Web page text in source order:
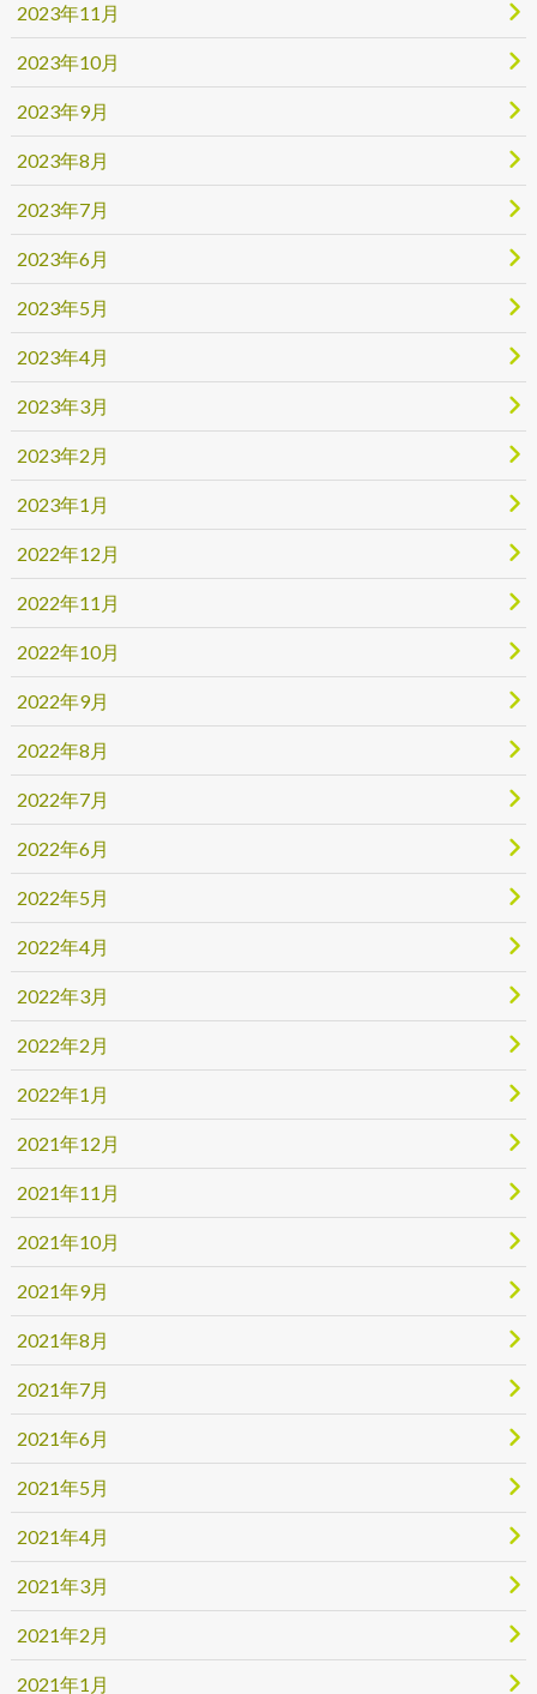
2023年11月
2023年10月
2023年9月
2023年8月
2023年7月
2023年6月
2023年5月
2023年4月
2023年3月
2023年2月
2023年1月
2022年12月
2022年11月
2022年10月
2022年9月
2022年8月
2022年7月
2022年6月
2022年5月
2022年4月
2022年3月
2022年2月
2022年1月
2021年12月
2021年11月
2021年10月
2021年9月
2021年8月
2021年7月
2021年6月
2021年5月
2021年4月
2021年3月
2021年2月
2021年1月